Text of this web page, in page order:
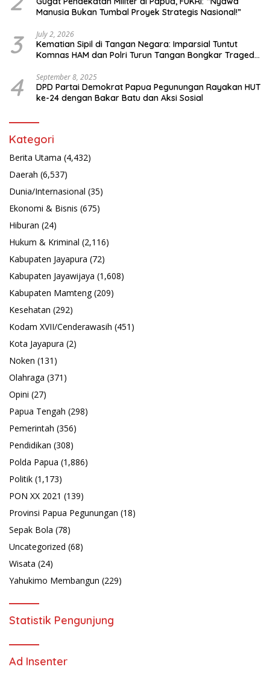
Manusia Bukan Tumbal Proyek Strategis Nasional!”
3 July 2, 2026
Kematian Sipil di Tangan Negara: Imparsial Tuntut
Komnas HAM dan Polri Turun Tangan Bongkar Tragedi
4 September 8, 2025
DPD Partai Demokrat Papua Pegunungan Rayakan HUT
ke-24 dengan Bakar Batu dan Aksi Sosial
Kategori
Berita Utama (4,432)
Daerah (6,537)
Dunia/Internasional (35)
Ekonomi & Bisnis (675)
Hiburan (24)
Hukum & Kriminal (2,116)
Kabupaten Jayapura (72)
Kabupaten Jayawijaya (1,608)
Kabupaten Mamteng(209)
Kesehatan (292)
Kodam XVII/Cenderawasih (451)
Kota Jayapura (2)
Noken (131)
Olahraga (371)
Opini (27)
Papua Tengah (298)
Pemerintah (356)
Pendidikan (308)
Polda Papua (1,886)
Politik (1,173)
PON XX 2021 (139)
Provinsi Papua Pegunungan (18)
Sepak Bola (78)
Uncategorized (68)
Wisata (24)
Yahukimo Membangun (229)
Statistik Pengunjung
Ad Insenter